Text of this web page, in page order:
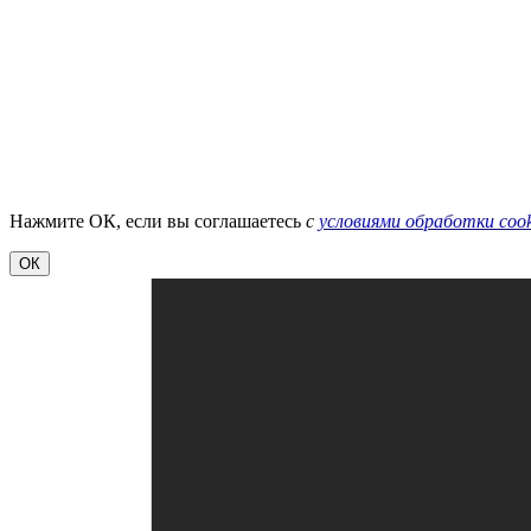
Нажмите ОК, если вы соглашаетесь с условиями обработки
ОК